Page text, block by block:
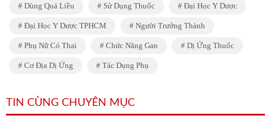
Dùng Quá Liều Sử Dụng Thuốc Đại Học Y Dược
Đại Học Y Dược TPHCM Người Trưởng Thành
Phụ Nữ Có Thai Chức Năng Gan Dị Ứng Thuốc
Cơ Địa Dị Ứng Tác Dụng Phụ
TIN CÙNG CHUYÊN MỤC